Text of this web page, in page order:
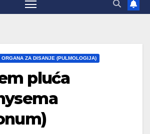
ZA DISANJE (PULMOLOGIJA)
pluća